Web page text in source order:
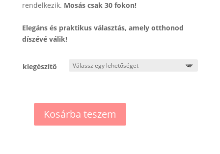
rendelkezik. Mosás csak 30 fokon!
Elegáns és praktikus választás, amely otthonod
díszévé válik!
kiegészítő
Kosárba teszem